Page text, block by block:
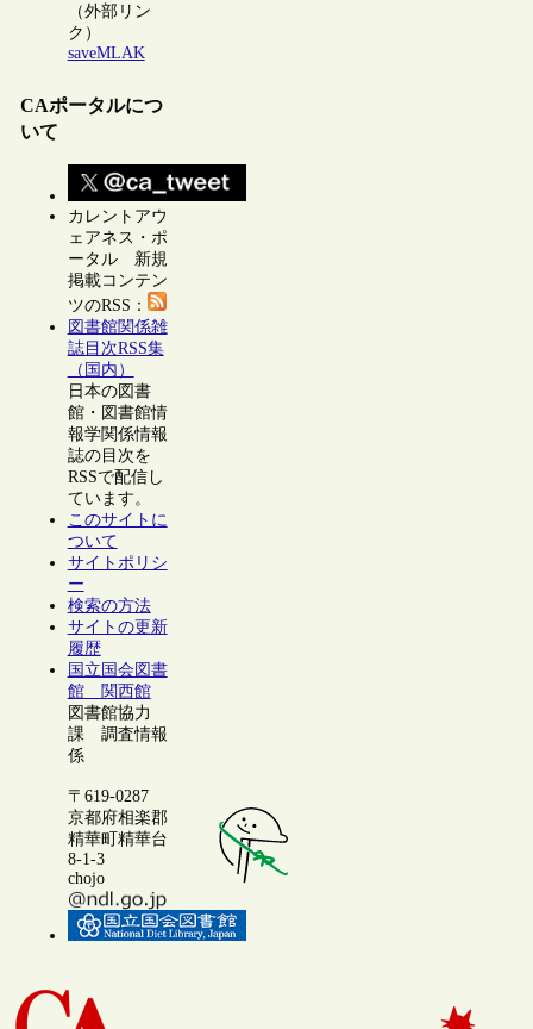
（外部リン
ク）
saveMLAK
CAポータルにつ
いて
カレントアウ
ェアネス・ポ
ータル 新規
掲載コンテン
ツのRSS：
図書館関係雑
誌目次RSS集
（国内）
日本の図書
館・図書館情
報学関係情報
誌の目次を
RSSで配信し
ています。
このサイトに
ついて
サイトポリシ
ー
検索の方法
サイトの更新
履歴
国立国会図書
館 関西館
図書館協力
課 調査情報
係
〒619-0287
京都府相楽郡
精華町精華台
8-1-3
chojo